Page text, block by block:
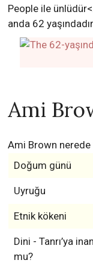
People ile
anda 62
Ami
Ami Brown nerede
Doğum günü
Uyruğu
Etnik kökeni
Dini - Tanrı’ya
mu?